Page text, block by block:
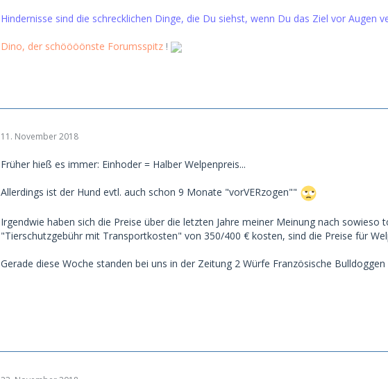
Hindernisse sind die schrecklichen Dinge, die Du siehst, wenn Du das Ziel vor Augen
Dino, der schöööönste Forumsspitz !
11. November 2018
Früher hieß es immer: Einhoder = Halber Welpenpreis...
Allerdings ist der Hund evtl. auch schon 9 Monate "vorVERzogen""
Irgendwie haben sich die Preise über die letzten Jahre meiner Meinung nach
"Tierschutzgebühr mit Transportkosten" von 350/400 € kosten, sind die Preise für
Gerade diese Woche standen bei uns in der Zeitung 2 Würfe Französische